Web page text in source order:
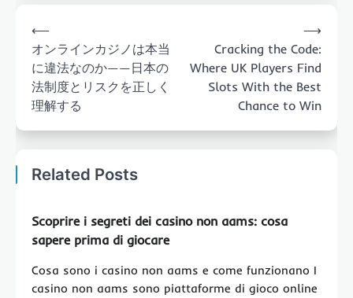
navigation
⟵
オンラインカジノは本当
に違法なのか——日本の
法制度とリスクを正しく
理解する
Cracking the Code:
Where UK Players Find
Slots With the Best
Chance to Win
⟶
Related Posts
Scoprire i segreti dei casino non aams: cosa
sapere prima di giocare
Cosa sono i casino non aams e come funzionano I
casino non aams sono piattaforme di gioco online